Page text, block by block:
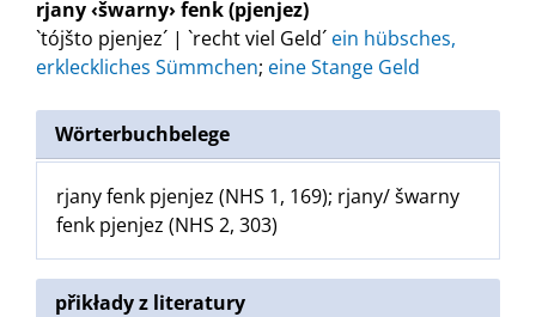
rjany ‹šwarny› fenk (pjenjez)
`tójšto pjenjez´ | `recht viel Geld´ ein hübsches,
erkleckliches Sümmchen; eine Stange Geld
Wörterbuchbelege
rjany fenk pjenjez (NHS 1, 169); rjany/ šwarny
fenk pjenjez (NHS 2, 303)
přikłady z literatury